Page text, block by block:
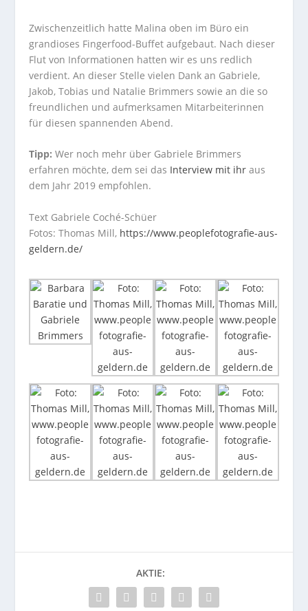
Zwischenzeitlich hatte Malina oben im Büro ein
grandioses Fingerfood-Buffet aufgebaut. Nach dieser
Flut von Informationen hatten wir es uns redlich
verdient. An dieser Stelle vielen Dank an Gabriele,
Jakob, Tobias und Natalie Brimmers sowie an die so
freundlichen und aufmerksamen Mitarbeiterinnen
für diesen spannenden Abend.
Tipp: Wer noch mehr über Gabriele Brimmers
erfahren möchte, dem sei das Interview mit ihr aus
dem Jahr 2019 empfohlen.
Text Gabriele Coché-Schüer
Fotos: Thomas Mill, https://www.peoplefotografie-aus-
geldern.de/
AKTIE: